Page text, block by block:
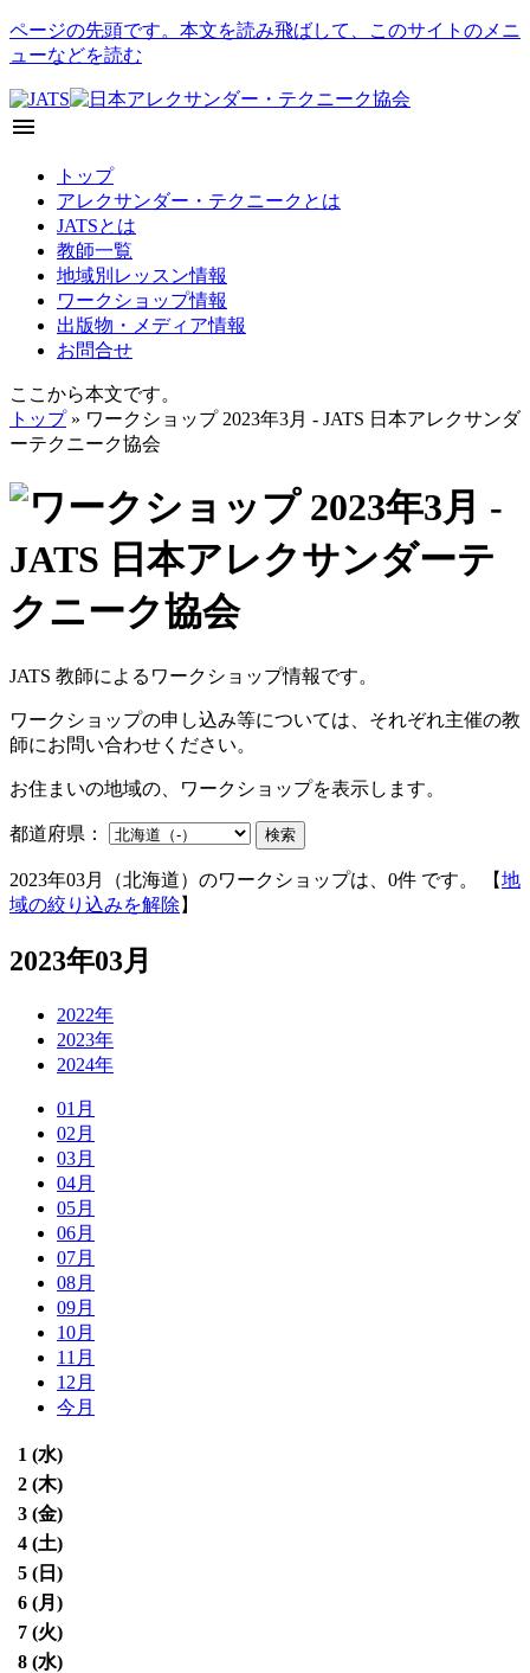
ページの先頭です。本文を読み飛ばして、このサイトのメニ
ューなどを読む
menu
トップ
アレクサンダー・テクニークとは
JATSとは
教師一覧
地域別レッスン情報
ワークショップ情報
出版物・メディア情報
お問合せ
ここから本文です。
トップ» ワークショップ 2023年3月 - JATS 日本アレクサンダ
ーテクニーク協会
JATS 教師によるワークショップ情報です。
ワークショップの申し込み等については、それぞれ主催の教
師にお問い合わせください。
お住まいの地域の、ワークショップを表示します。
都道府県： 検索
2023年03月（北海道）のワークショップは、0件 です。 【地
域の絞り込みを解除 】
2023年03月
2022年
2023年
2024年
01月
02月
03月
04月
05月
06月
07月
08月
09月
10月
11月
12月
今月
1 (水)
2 (木)
3 (金)
4 (土)
5 ( 日 )
6 (月 )
7 (火)
8 (水)